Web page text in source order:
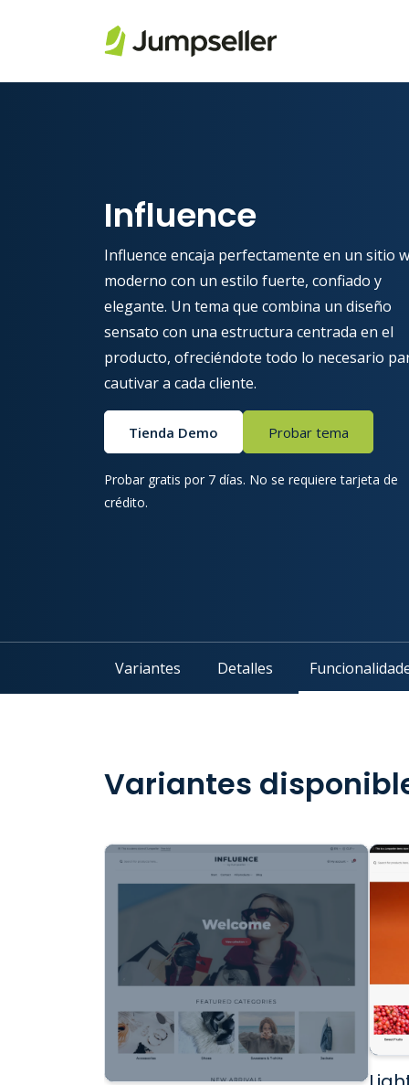
Influence
Influence encaja perfectamente en un sitio
moderno con un estilo fuerte, confiado y
elegante. Un tema que combina un diseño
sensato con una estructura centrada en el
producto, ofreciéndote todo lo necesario
cautivar a cada cliente.
Tienda Demo Probar tema
Probar gratis por 7 días. No se requiere tarjeta de
crédito.
Variantes Detalles
Variantes